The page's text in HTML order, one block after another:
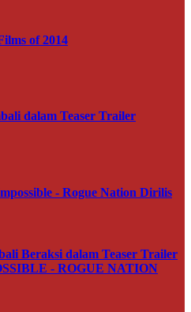
of 2014
dalam Teaser Trailer
- Rogue Nation Dirilis
Beraksi dalam Teaser Trailer
- ROGUE NATION